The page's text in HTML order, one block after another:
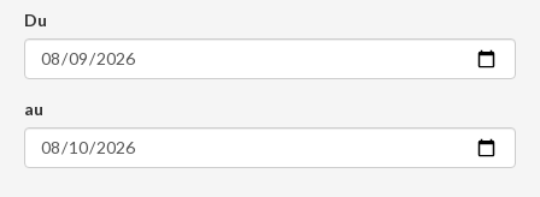
Du
au